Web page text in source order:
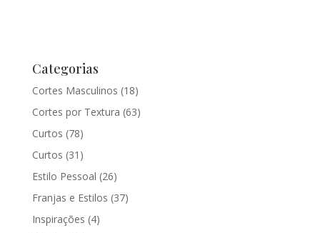
Categorias
Cortes Masculinos (18)
Cortes por Textura (63)
Curtos (78)
Curtos (31)
Estilo Pessoal (26)
Franjas e Estilos (37)
Inspirações (4)